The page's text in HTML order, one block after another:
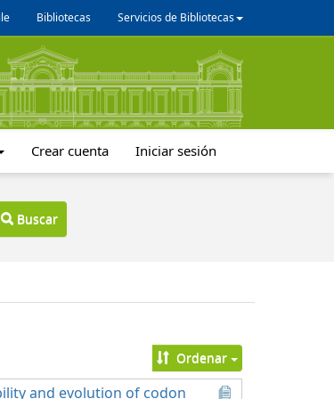
Bibliotecas Servicios de Bibliotecas
Crear cuenta Iniciar sesión
Buscar
Ordenar
and evolution of codon